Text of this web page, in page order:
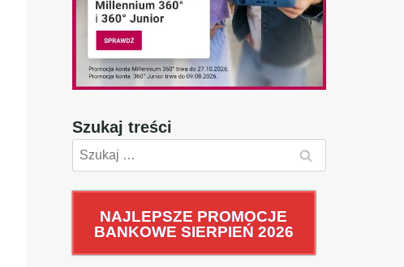
Szukaj treści
Szukaj:
NAJLEPSZE PROMOCJE
BANKOWE SIERPIEŃ 2026